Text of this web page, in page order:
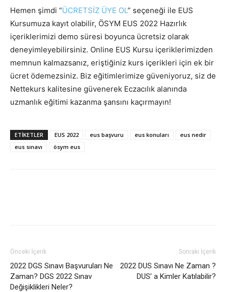
Hemen şimdi “ÜCRETSİZ ÜYE OL” seçeneği ile EUS
Kursumuza kayıt olabilir, ÖSYM EUS 2022 Hazırlık
içeriklerimizi demo süresi boyunca ücretsiz olarak
deneyimleyebilirsiniz. Online EUS Kursu içeriklerimizden
memnun kalmazsanız, eriştiğiniz kurs içerikleri için ek bir
ücret ödemezsiniz. Biz eğitimlerimize güveniyoruz, siz de
Nettekurs kalitesine güvenerek Eczacılık alanında
uzmanlık eğitimi kazanma şansını kaçırmayın!
ETIKETLER EUS 2022 eus başvuru eus konuları
eus nedir
eus sınavı
ösym eus
Önceki İçerik
2022 DGS Sınavı Başvuruları Ne
Zaman? DGS 2022 Sınav
Değişiklikleri Neler?
Sonraki İçerik
2022 DUS Sınavı Ne Zaman ?
DUS’ a Kimler Katılabilir?